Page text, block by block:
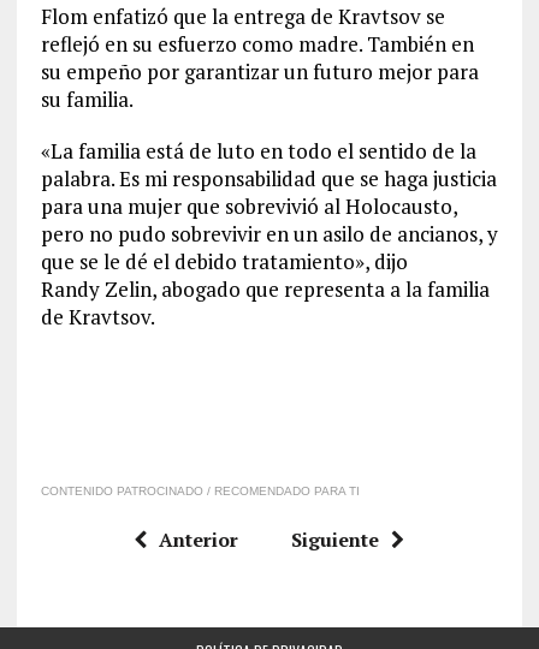
Flom enfatizó que la entrega de Kravtsov se
reflejó en su esfuerzo como madre. También en
su empeño por garantizar un futuro mejor para
su familia.
«La familia está de luto en todo el sentido de la
palabra. Es mi responsabilidad que se haga justicia
para una mujer que sobrevivió al Holocausto,
pero no pudo sobrevivir en un asilo de ancianos, y
que se le dé el debido tratamiento», dijo
Randy Zelin, abogado que representa a la familia
de Kravtsov.
CONTENIDO PATROCINADO / RECOMENDADO PARA TI
Anterior Siguiente